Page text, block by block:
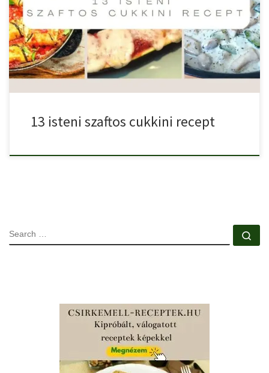
Összeválogattuk a legfinomabb szaftos cukkini receptet.
Paradicsomos, tejszínes, tepsis, húsos […]
13 isteni szaftos cukkini recept
SEARCH